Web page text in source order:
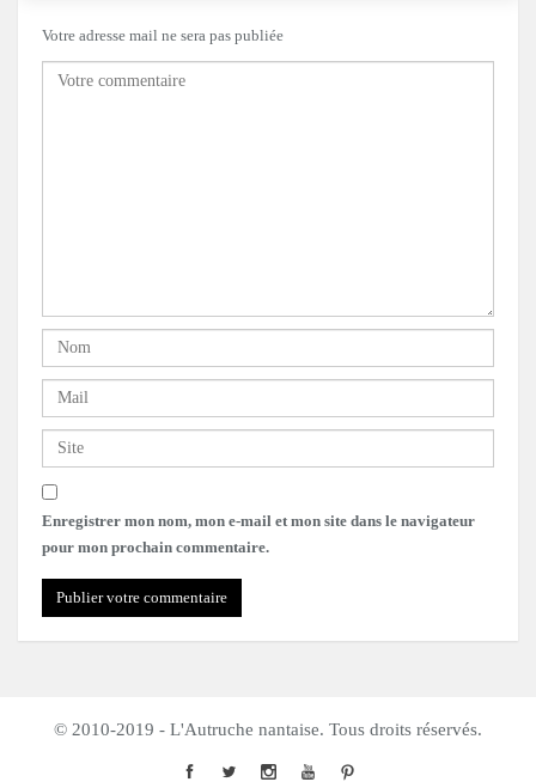
Votre adresse mail ne sera pas publiée
Enregistrer mon nom, mon e-mail et mon site dans le navigateur
pour mon prochain commentaire.
© 2010-2019 - L'Autruche nantaise. Tous droits réservés.